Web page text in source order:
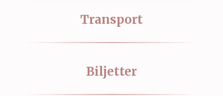
Transport
Biljetter